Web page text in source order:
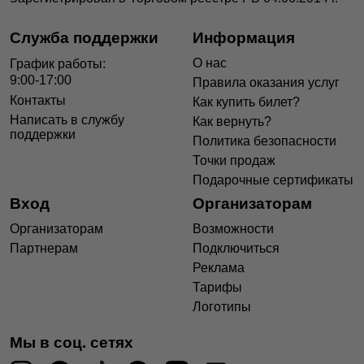
Служба поддержки
График работы:
9:00-17:00
Контакты
Написать в службу
поддержки
Информация
О нас
Правила оказания услуг
Как купить билет?
Как вернуть?
Политика безопасности
Точки продаж
Подарочные сертификаты
Вход
Организаторам
Партнерам
Организаторам
Возможности
Подключиться
Реклама
Тарифы
Логотипы
Мы в соц. сетях